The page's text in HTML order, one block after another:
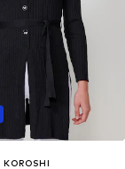
KOROSHI